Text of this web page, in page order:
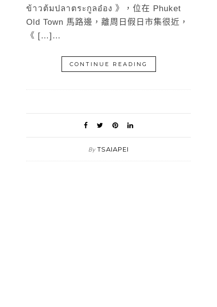
ข้าวต้มปลาตระกูลอ๋อง 》，位在 Phuket
Old Town 馬路邊，離周日假日市集很近，
《 […]…
CONTINUE READING
By TSAIAPEI